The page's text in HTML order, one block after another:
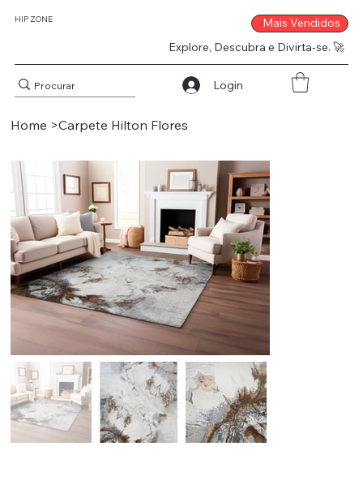
HIP ZONE
Explore, Descubra e Divirta-se. 🚀
Mais Vendidos
Login
Home >Carpete Hilton Flores